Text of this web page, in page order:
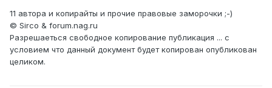
11 автора и копирайты и прочие правовые заморочки ;-)
© Sirco & forum.nag.ru
Разрешаеться свободное копирование публикация ... с
условием что данный документ будет копирован опубликован
целиком.